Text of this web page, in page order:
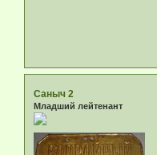
Саныч 2
Младший лейтенант